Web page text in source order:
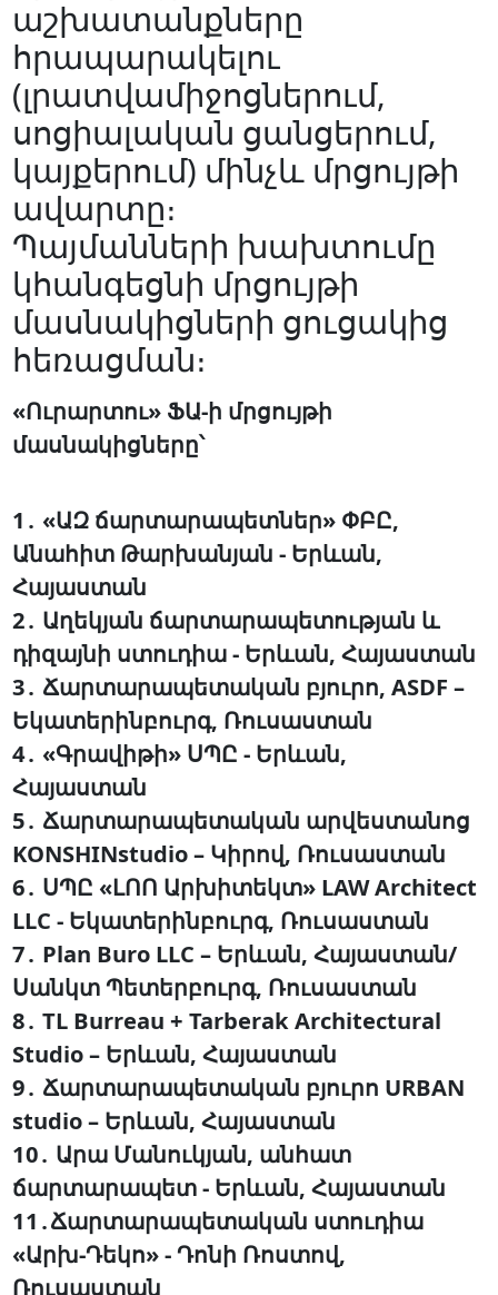
աշխատանքները
հրապարակելու
(լրատվամիջոցներում,
սոցիալական ցանցերում,
կայքերում) մինչև մրցույթի
ավարտը։
Պայմանների խախտումը
կհանգեցնի մրցույթի
մասնակիցների ցուցակից
հեռացման։
«Ուրարտու» ՖԱ-ի մրցույթի
մասնակիցները՝
1․ «ԱԶ ճարտարապետներ» ՓԲԸ,
Անահիտ Թարխանյան - Երևան,
Հայաստան
2․ Աղեկյան ճարտարապետության և
դիզայնի ստուդիա - Երևան, Հայաստան
3․ Ճարտարապետական բյուրո, ASDF –
Եկատերինբուրգ, Ռուսաստան
4․ «Գրավիթի» ՍՊԸ - Երևան,
Հայաստան
5․ Ճարտարապետական արվեստանոց
KONSHINstudio – Կիրով, Ռուսաստան
6․ ՍՊԸ «ԼՈՈ Արխիտեկտ» LAW Architect
LLC - Եկատերինբուրգ, Ռուսաստան
7․ Plan Buro LLC – Երևան, Հայաստան/
Սանկտ Պետերբուրգ, Ռուսաստան
8․ TL Burreau + Tarberak Architectural
Studio – Երևան, Հայաստան
9․ Ճարտարապետական բյուրո URBAN
studio – Երևան, Հայաստան
10․ Արա Մանուկյան, անհատ
ճարտարապետ - Երևան, Հայաստան
11․Ճարտարապետական ստուդիա
«Արխ-Դեկո» - Դոնի Ռոստով,
Ռուսաստան